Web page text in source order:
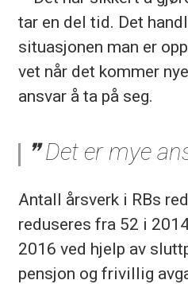
tar en del tid. Det
situasjonen man er
vet når det kommer
ansvar å ta på seg.
Det er mye
Antall årsverk i RBs
reduseres fra 52 i
2016 ved hjelp av
pensjon og frivillig